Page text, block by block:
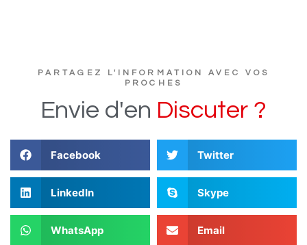
PARTAGEZ L'INFORMATION AVEC VOS
PROCHES
Envie d'en Discuter ?
Facebook Twitter
LinkedIn Skype
WhatsApp Email